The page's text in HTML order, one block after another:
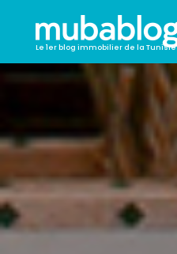
Le 1er blog immobilier de la Tunisie